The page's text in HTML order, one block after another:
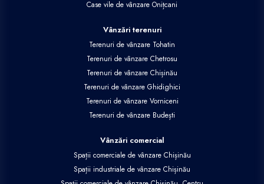
Case vile de vânzare Onițcani
Vânzări terenuri
Terenuri de vânzare Tohatin
Terenuri de vânzare Chetrosu
Terenuri de vânzare Chișinău
Terenuri de vânzare Ghidighici
Terenuri de vânzare Vorniceni
Terenuri de vânzare Budești
Vânzări comercial
Spații comerciale de vânzare Chișinău
Spații industriale de vânzare Chișinău